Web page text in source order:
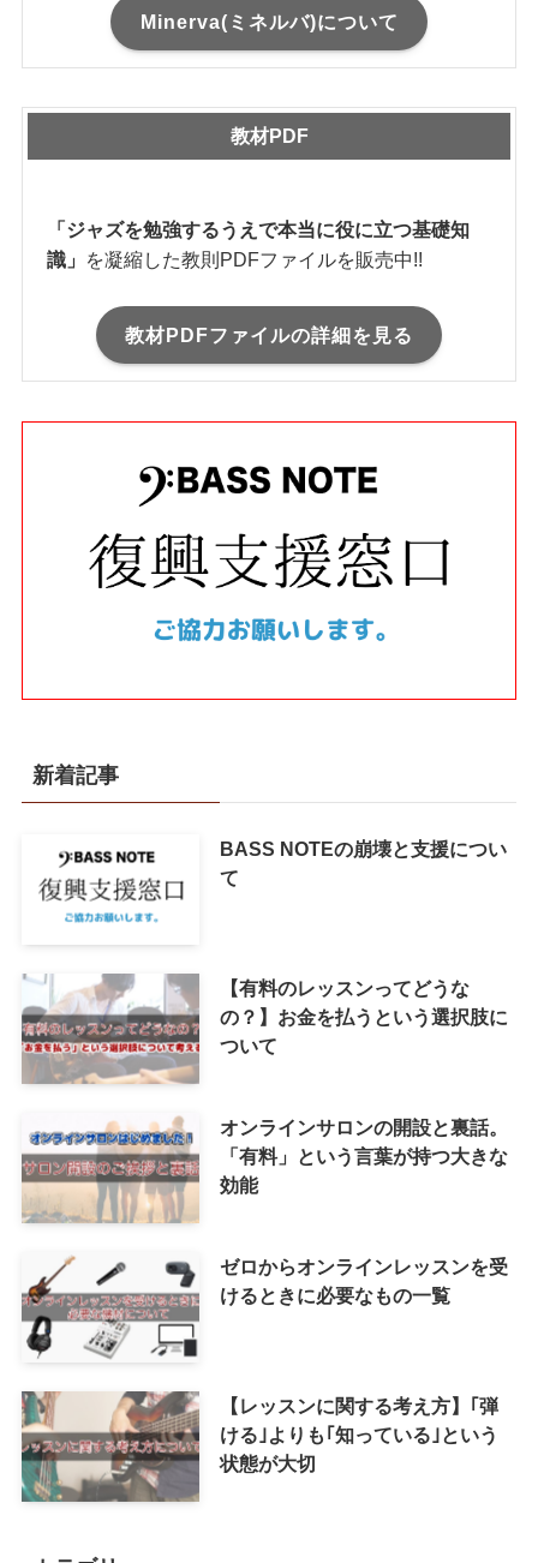
Minerva(ミネルバ)について
教材PDF
「ジャズを勉強するうえで本当に役に立つ基礎知
を凝縮した教則PDFファイルを販売中!!
教材PDFファイルの詳細を見る
新着記事
ついて
効能